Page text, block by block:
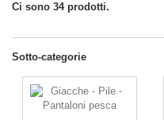
Ci sono 34 prodotti.
Sotto-categorie